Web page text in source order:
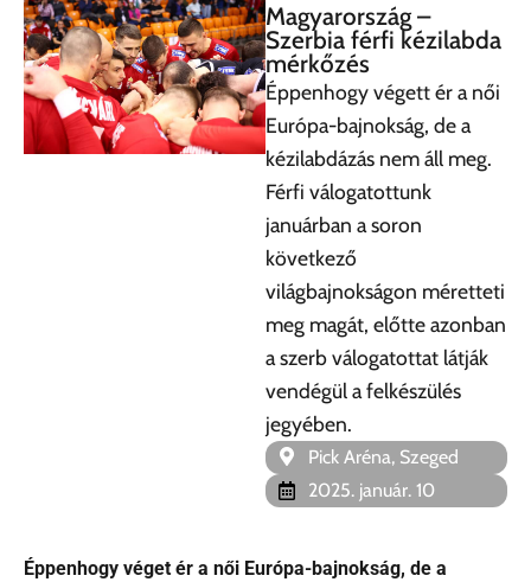
Magyarország –
Szerbia férfi kézilabda
mérkőzés
Éppenhogy végett ér a női
Európa-bajnokság, de a
kézilabdázás nem áll meg.
Férfi válogatottunk
januárban a soron
következő
világbajnokságon méretteti
meg magát, előtte azonban
a szerb válogatottat látják
vendégül a felkészülés
jegyében.
Pick Aréna, Szeged
2025. január. 10
Éppenhogy véget ér a női Európa-bajnokság, de a